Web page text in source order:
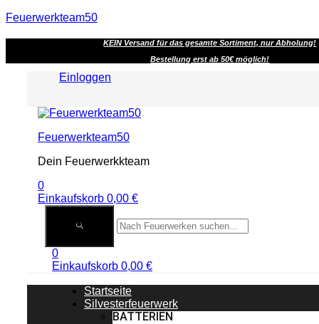
Feuerwerkteam50
KEIN Versand für das gesamte Sortiment, nur Abholung!
Bestellung erst ab 50€ möglich!
Einloggen
Menu
Feuerwerkteam50
Dein Feuerwerkkteam
0
Einkaufskorb 0,00 €
0
Einkaufskorb 0,00 €
Startseite
Silvesterfeuerwerk
BATTERIEN